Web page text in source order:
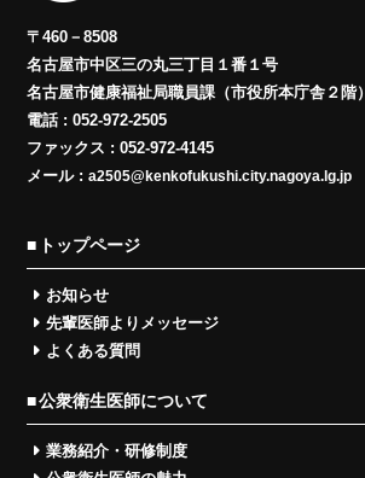
〒460－8508
名古屋市中区三の丸三丁目１番１号
名古屋市健康福祉局職員課（市役所本庁舎２階）
電話 : 052-972-2505
ファックス : 052-972-4145
メール :a2505@kenkofukushi.city.nagoya.lg.jp
トップページ
お知らせ
先輩医師よりメッセージ
よくある質問
公衆衛生医師について
業務紹介・研修制度